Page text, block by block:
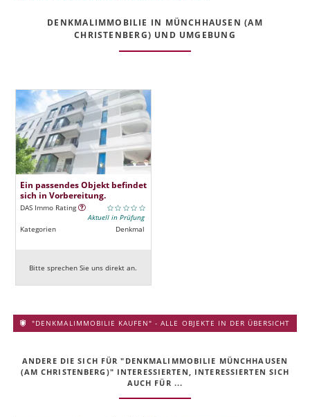
DENKMALIMMOBILIE IN MÜNCHHAUSEN (AM
CHRISTENBERG) UND UMGEBUNG
Ein passendes Objekt befindet
sich in Vorbereitung.
DAS Immo Rating
Aktuell in Prüfung
Kategorien
Denkmal
Bitte sprechen Sie uns direkt an.
"DENKMALIMMOBILIE KAUFEN" - ALLE OBJEKTE IN DER ÜBERSICHT
ANDERE DIE SICH FÜR "DENKMALIMMOBILIE MÜNCHHAUSEN
(AM CHRISTENBERG)" INTERESSIERTEN, INTERESSIERTEN SICH
AUCH FÜR ...